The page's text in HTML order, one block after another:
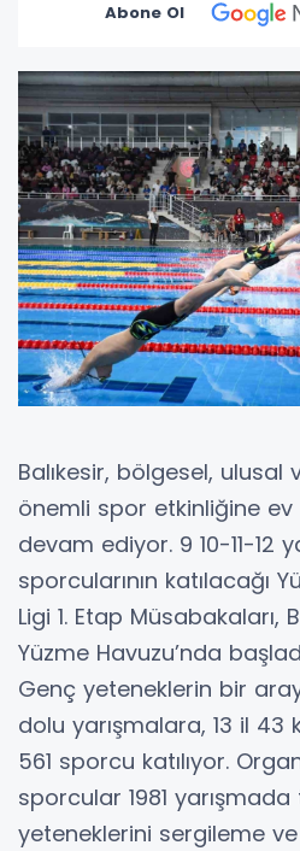
Abone Ol
Balıkesir, bölgesel, ulusal
önemli spor etkinliğine
devam ediyor. 9 10-11-12
sporcularının katılacağı
Ligi 1. Etap Müsabakaları,
Yüzme Havuzu’nda
Genç yeteneklerin bir
dolu yarışmalara, 13 il
561 sporcu katılıyor.
sporcular 1981
yeteneklerini sergileme